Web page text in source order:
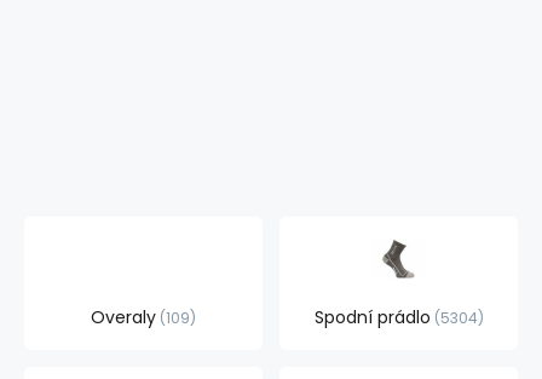
Overaly 109 Spodní prádlo 5304